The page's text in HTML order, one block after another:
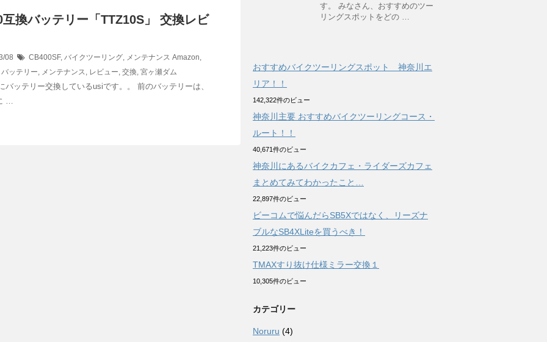
互換バッテリー「TTZ10S」 交換レビ
08 CB400SF, バイクツーリング, メンテナンス Amazon,
バッテリー, メンテナンス, レビュー, 交換, 宮ヶ瀬ダム
バッテリー交換しているusiです。。 前のバッテリーは、
…
す。 みなさん、おすすめのツー
リングスポットをどの …
おすすめバイクツーリングスポット 神奈川エ
リア！！
142,322件のビュー
神奈川主要 おすすめバイクツーリングコース・
ルート！！
40,671件のビュー
神奈川にあるバイクカフェ・ライダーズカフェ
まとめてみてわかったこと…
22,897件のビュー
ビーコムで悩んだらSB5Xではなく、リーズナ
ブルなSB4XLiteを買うべき！
21,223件のビュー
TMAXすり抜け仕様ミラー交換１
10,305件のビュー
カテゴリー
Noruru (4)